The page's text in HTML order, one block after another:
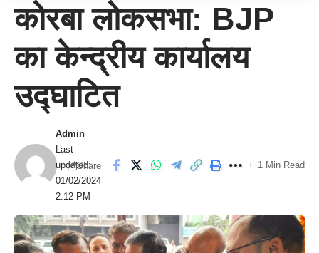
कोरबा लोकसभा: BJP
का केन्द्रीय कार्यालय
उद्घाटित
Last
updated:
01/02/2024
2:12 PM
Admin
Share 1 Min Read